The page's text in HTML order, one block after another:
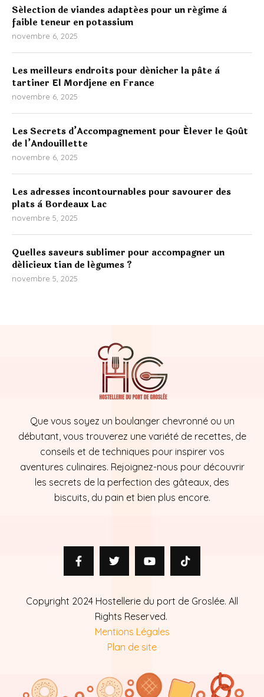
Sélection de viandes adaptées pour un régime à
faible teneur en potassium
novembre 6, 2025
Les meilleurs endroits pour dénicher la pâte à
tartiner El Mordjene en France
novembre 6, 2025
Les Secrets d’Accompagnement pour Élever le Goût
de l’Andouillette
novembre 6, 2025
Les adresses incontournables pour savourer des
plats à Bordeaux Lac
novembre 5, 2025
Quelles saveurs sublimer pour accompagner un
délicieux tian de légumes ?
novembre 5, 2025
Que vous soyez un boulanger chevronné ou un
débutant, vous trouverez une variété de recettes, de
conseils et de techniques pour inspirer vos
aventures culinaires. Rejoignez-nous pour découvrir
les secrets de la perfection des gâteaux, des
biscuits, du pain et bien plus encore.
Copyright 2024 Hostellerie du port de Groslée. All
Rights Reserved.
Mentions Légales
Plan de site